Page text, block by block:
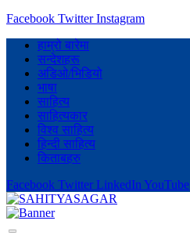
Facebook Twitter Instagram
हाम्रो बारेमा
सन्देशहरू
अडिओ/भिडियो
भाषा
साहित्य
साहित्यकार
विश्व साहित्य
हिन्दी साहित्य
किताबहरु
Facebook Twitter LinkedIn YouTube